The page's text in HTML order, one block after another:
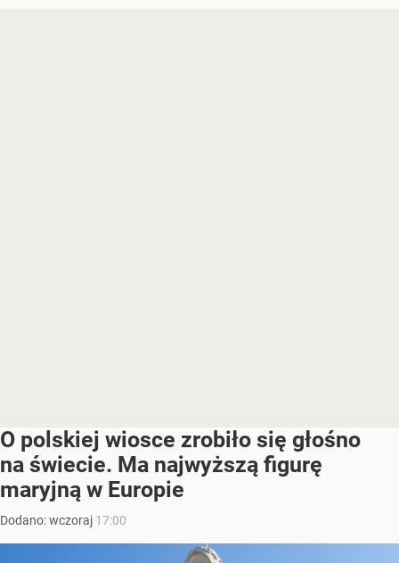
O polskiej wiosce zrobiło się głośno
na świecie. Ma najwyższą figurę
maryjną w Europie
Dodano:wczoraj 17:00